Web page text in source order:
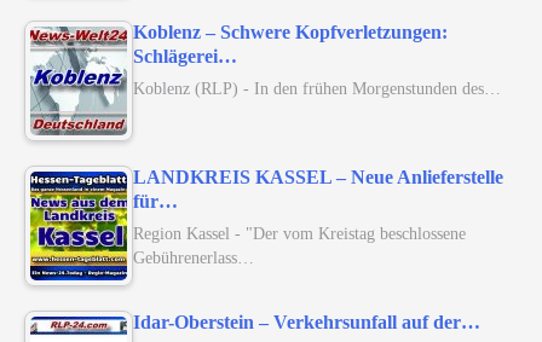
Koblenz – Schwere Kopfverletzungen:
Schlägerei…
Koblenz (RLP) - In den frühen Morgenstunden des…
LANDKREIS KASSEL – Neue Anlieferstelle
für…
Region Kassel - "Der vom Kreistag beschlossene
Gebührenerlass…
Idar-Oberstein – Verkehrsunfall auf der…